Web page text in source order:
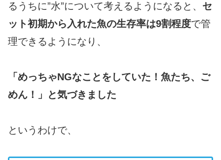
るうちに”水”について考えるようになると、 セ
ット初期から入れた魚の生存率は9割程度で管
理できるようになり、
「めっちゃNGなことをしていた！魚たち、ご
めん！」と気づきました
というわけで、